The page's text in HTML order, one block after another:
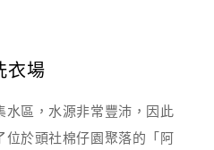
衣場
水區，水源非常豐沛，因此
位於頭社棉仔園聚落的「阿